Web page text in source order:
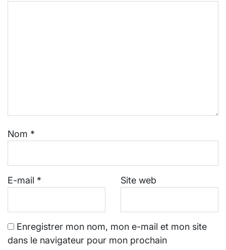
Nom *
E-mail * Site web
Enregistrer mon nom, mon e-mail et mon site
dans le navigateur pour mon prochain